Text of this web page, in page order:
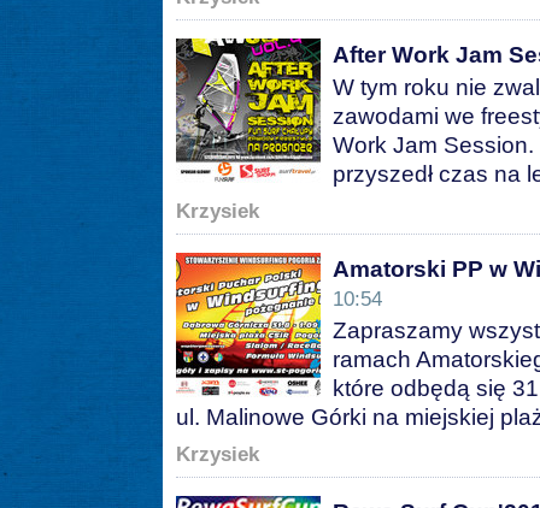
After Work Jam
W tym roku nie
zawodami we
Work Jam
przyszedł czas na
Krzysiek
Amatorski PP w
10:54
Zapraszamy
ramach
które odbędą się
ul. Malinowe Górki na miejskiej
Krzysiek